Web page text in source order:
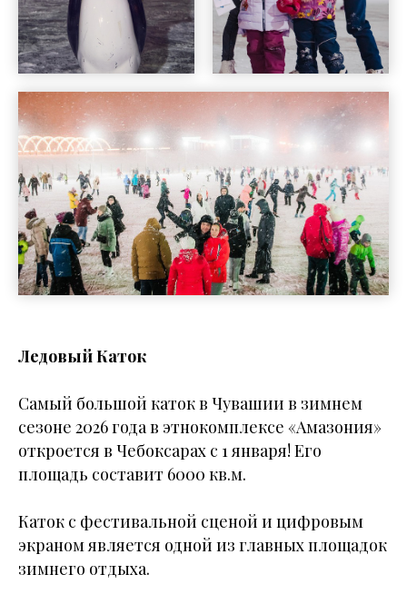
Ледовый Каток
Самый большой каток в Чувашии в зимнем
сезоне 2026 года в этнокомплексе «Амазония»
откроется в Чебоксарах с 1 января! Его
площадь составит 6000 кв.м.
Каток с фестивальной сценой и цифровым
экраном является одной из главных площадок
зимнего отдыха.